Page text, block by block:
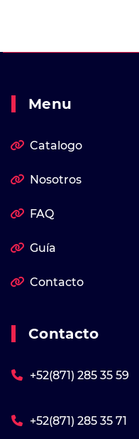
Menu
Catalogo
Nosotros
FAQ
Guía
Contacto
Contacto
+52(871) 285 35 59
+52(871) 285 35 71